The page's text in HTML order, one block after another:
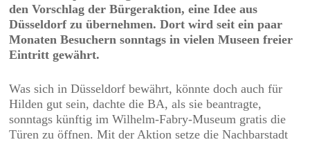
den Vorschlag der Bürgeraktion, eine Idee aus
Düsseldorf zu übernehmen. Dort wird seit ein paar
Monaten Besuchern sonntags in vielen Museen freier
Eintritt gewährt.
Was sich in Düsseldorf bewährt, könnte doch auch für
Hilden gut sein, dachte die BA, als sie beantragte,
sonntags künftig im Wilhelm-Fabry-Museum gratis die
Türen zu öffnen. Mit der Aktion setze die Nachbarstadt